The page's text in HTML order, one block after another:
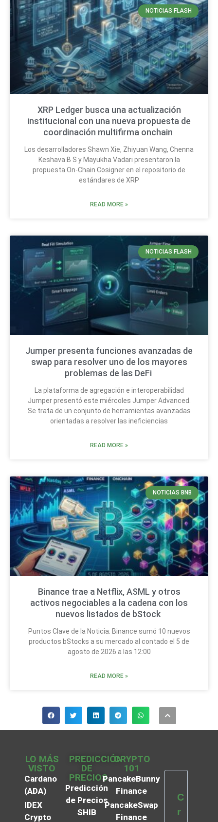
NOTICIAS FLASH
XRP Ledger busca una actualización
institucional con una nueva propuesta de
coordinación multifirma onchain
Los desarrolladores Shawn Xie, Zhiyuan Wang, Chenna
Keshava B S y Mayukha Vadari presentaron la
propuesta On-Chain Cosigner en el repositorio de
estándares de XRP
READ MORE »
NOTICIAS FLASH
Jumper presenta funciones avanzadas de
swap para resolver uno de los mayores
problemas de las DeFi
La plataforma de agregación e interoperabilidad
Jumper presentó este miércoles Jumper Advanced.
Se trata de un conjunto de herramientas avanzadas
orientadas a resolver las ineficiencias
READ MORE »
NOTICIAS BNB
Binance trae a Netflix, ASML y otros
activos negociables a la cadena con los
nuevos listados de bStock
Puntos Clave de la Noticia: Binance sumó 10 nuevos
productos bStocks a su mercado al contado el 5 de
agosto de 2026 a las 12:00
READ MORE »
LO MÁS
VISTO
Cardano
(ADA)
IDEX
Crypto
PREDICCIÓN
DE
PRECIOS
Predicción
de Precios
SHIB
CRYPTO
101
PancakeBunny
Finance
PancakeSwap
Finance
C
r